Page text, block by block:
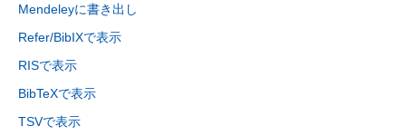
Mendeleyに書き出し
Refer/BibIXで表示
RISで表示
BibTeXで表示
TSVで表示